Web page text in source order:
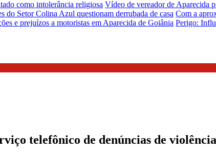
como intolerância religiosa Vídeo de vereador de Aparecida
do Setor Colina Azul questionam derrubada de casa Com a
e prejuízos a motoristas em Aparecida de Goiânia Perigo:
telefônico de denúncias de